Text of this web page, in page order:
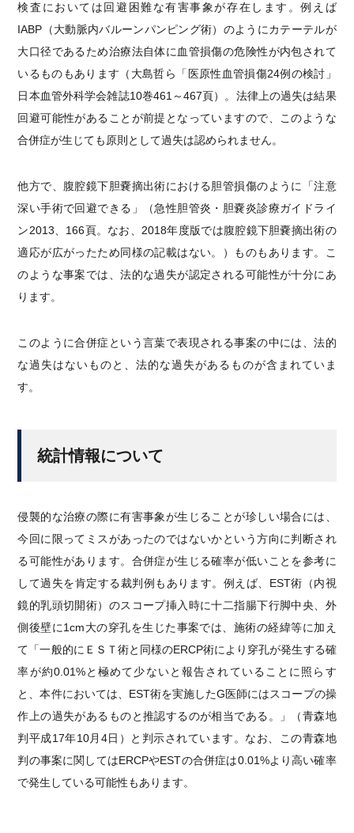
検査においては回避困難な有害事象が存在します。例えば
IABP（大動脈内バルーンパンピング術）のようにカテーテルが
大口径であるため治療法自体に血管損傷の危険性が内包されて
いるものもあります（大島哲ら「医原性血管損傷24例の検討」
日本血管外科学会雑誌10巻461～467頁）。法律上の過失は結果
回避可能性があることが前提となっていますので、このような
合併症が生じても原則として過失は認められません。
他方で、腹腔鏡下胆嚢摘出術における胆管損傷のように「注意
深い手術で回避できる」（急性胆管炎・胆嚢炎診療ガイドライ
ン2013、166頁。なお、2018年度版では腹腔鏡下胆嚢摘出術の
適応が広がったため同様の記載はない。）ものもあります。こ
のような事案では、法的な過失が認定される可能性が十分にあ
ります。
このように合併症という言葉で表現される事案の中には、法的
な過失はないものと、法的な過失があるものが含まれていま
す。
統計情報について
侵襲的な治療の際に有害事象が生じることが珍しい場合には、
今回に限ってミスがあったのではないかという方向に判断され
る可能性があります。合併症が生じる確率が低いことを参考に
して過失を肯定する裁判例もあります。例えば、EST術（内視
鏡的乳頭切開術）のスコープ挿入時に十二指腸下行脚中央、外
側後壁に1cm大の穿孔を生じた事案では、施術の経緯等に加え
て「一般的にＥＳＴ術と同様のERCP術により穿孔が発生する確
率が約0.01%と極めて少ないと報告されていることに照らす
と、本件においては、EST術を実施したG医師にはスコープの操
作上の過失があるものと推認するのが相当である。」（青森地
判平成17年10月4日）と判示されています。なお、この青森地
判の事案に関してはERCPやESTの合併症は0.01%より高い確率
で発生している可能性もあります。